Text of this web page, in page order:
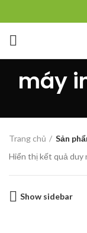
máy
Trang chủ
Sản
Hiển thị kết quả duy
Show sidebar